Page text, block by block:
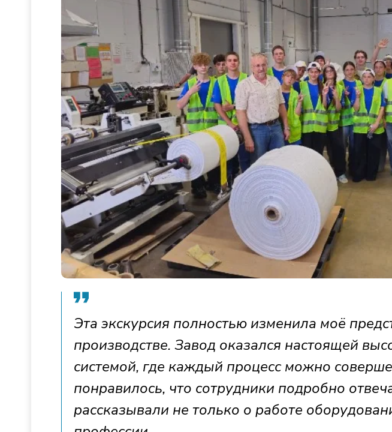
Эта экскурсия полностью изменила моё
производстве. Завод оказался настоящей
системой, где каждый процесс можно
понравилось, что сотрудники подробно
рассказывали не только о работе